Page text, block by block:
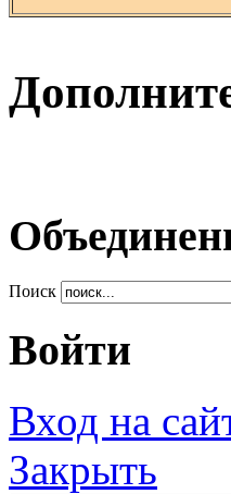
Поиск
Войти
Вход на
Закрыть